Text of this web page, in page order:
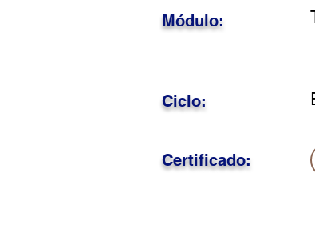
Módulo:
Ciclo:
Certificado: